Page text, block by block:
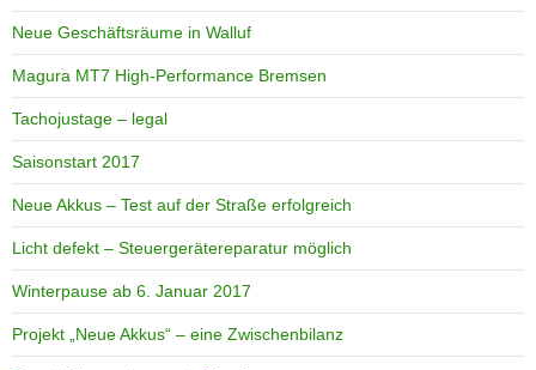
Neue Geschäftsräume in Walluf
Magura MT7 High-Performance Bremsen
Tachojustage – legal
Saisonstart 2017
Neue Akkus – Test auf der Straße erfolgreich
Licht defekt – Steuergerätereparatur möglich
Winterpause ab 6. Januar 2017
Projekt „Neue Akkus“ – eine Zwischenbilanz